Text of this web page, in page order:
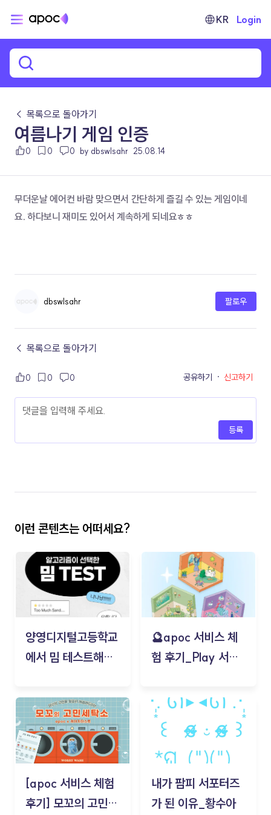
KR Login
← 목록으로 돌아가기
여름나기 게임 인증
0 0 0 by dbswlsahr 25.08.14
무더운날 에어컨 바람 맞으면서 간단하게 즐길 수 있는 게임이네
요. 하다보니 재미도 있어서 계속하게 되네요ㅎㅎ
dbswlsahr 팔로우
← 목록으로 돌아가기
0 0 0 공유하기 · 신고하기
등록
이런 콘텐츠는 어떠세요?
양영디지털고등학교
에서 밈 테스트해보
🔮apoc 서비스 체
험 후기_Play 서비
김태현
[apoc 서비스 체험
후기] 모꼬의 고민세
내가 팜피 서포터즈
가 된 이유_황수아